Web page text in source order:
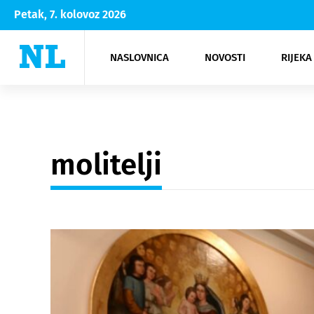
Petak, 7. kolovoz 2026
NASLOVNICA NOVOSTI
Rijeka Opatija
NK
Moda
Kultura
molitelji